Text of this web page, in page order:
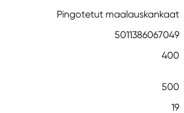
Pingotetut maalauskankaat
5011386067049
400
500
19